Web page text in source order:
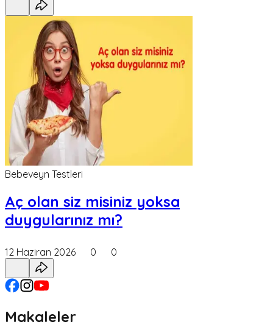
Bebeveyn Testleri
Aç olan siz misiniz yoksa
duygularınız mı?
12 Haziran 2026 0 0
Makaleler